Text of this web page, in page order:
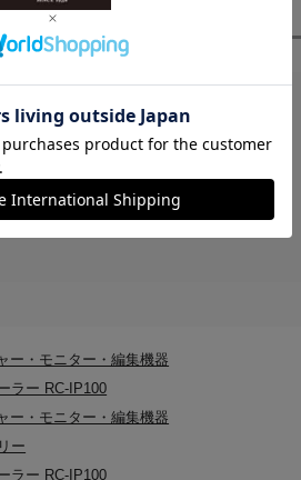
プター専用）
） スタッフレビュー
ーはありません。
ー・モニター・編集機器
ラー RC-IP100
ー・モニター・編集機器
ー
ラー RC-IP100